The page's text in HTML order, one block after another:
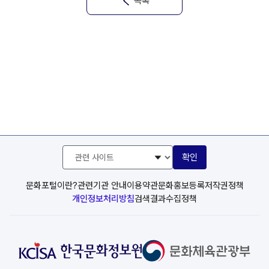
문화포털이란?관련기관 안내이용약관문화홍보등록저작권정책
개인정보처리방침검색결과수집정책
관
사
이
트
확인